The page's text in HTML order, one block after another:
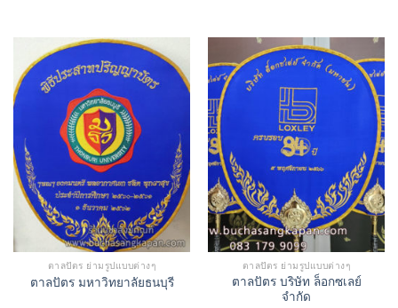
ตาลปัตร ย่ามรูปแบบต่างๆ
ตาลปัตร มหาวิทยาลัยธนบุรี
ตาลปัตร ย่ามรูปแบบต่างๆ
ตาลปัตร บริษัท ล็อกซเลย์
จำกัด